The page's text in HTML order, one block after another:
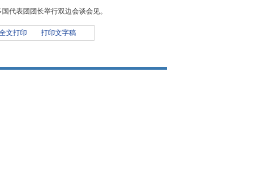
代表团团长举行双边会谈会见。
文打印 打印文字稿